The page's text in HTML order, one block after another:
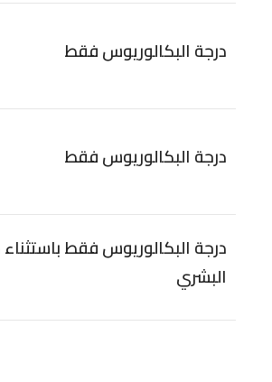
درجة البكالوريوس فقط
درجة البكالوريوس فقط
درجة البكالوريوس فقط
البشري